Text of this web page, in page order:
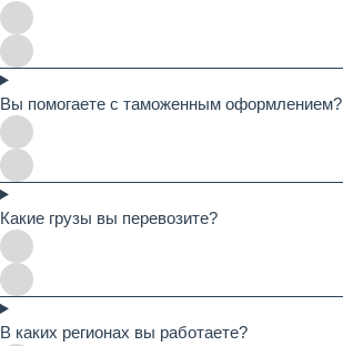
Вы помогаете с таможенным оформлением?
Какие грузы вы перевозите?
В каких регионах вы работаете?